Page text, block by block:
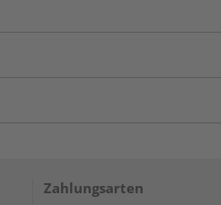
Zahlungsarten